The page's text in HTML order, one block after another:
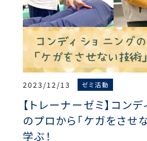
2023/12/13 ゼミ活動
【トレーナーゼミ】コン
のプロから「ケガをさせ
学ぶ！